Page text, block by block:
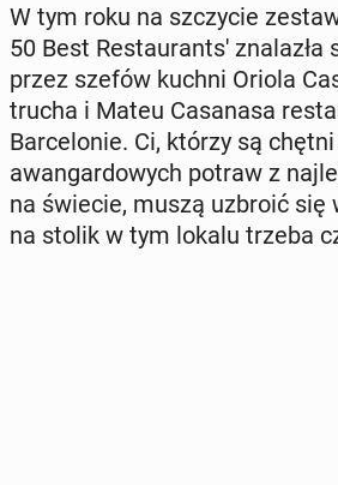
W tym roku na szczy­cie
50 Best Re­stau­rant­s' zna­la­zła
przez szefów kuchni Oriola
tru­cha i Mateu Ca­sa­na­sa
Bar­ce­lo­nie. Ci, którzy są
awan­gar­do­wych potraw z
na świecie, muszą uzbroić się
na stolik w tym lokalu trzeba